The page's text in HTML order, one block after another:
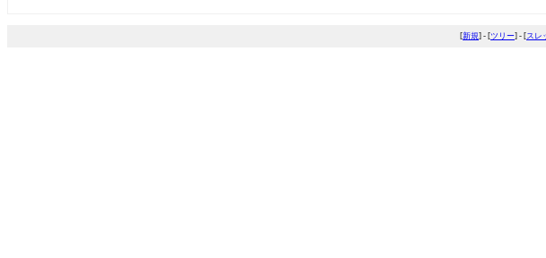
[新規] - [ツリー] - [スレ